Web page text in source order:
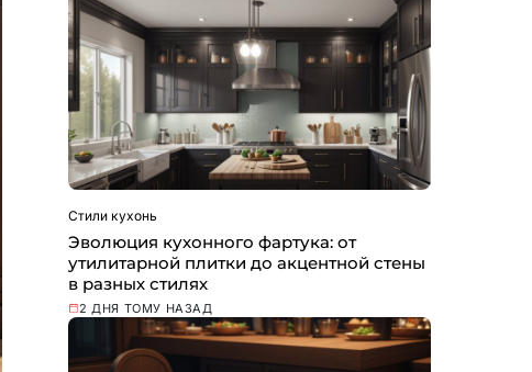
Стили кухонь
Эволюция кухонного фартука: от
утилитарной плитки до акцентной стены
в разных стилях
2 ДНЯ ТОМУ НАЗАД